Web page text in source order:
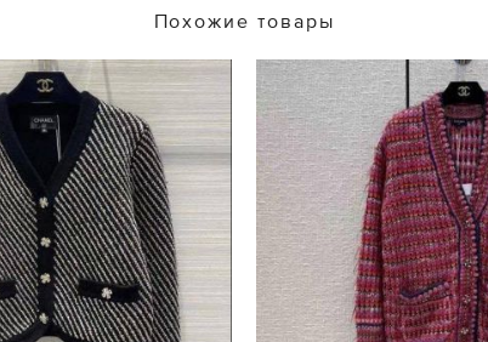
Похожие товары